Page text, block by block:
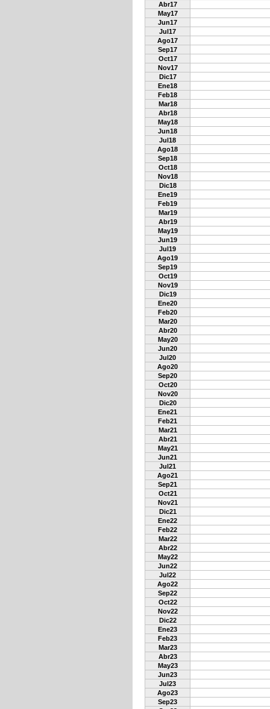
Abr17
May17
Jun17
Jul17
Ago17
Sep17
Oct17
Nov17
Dic17
Ene18
Feb18
Mar18
Abr18
May18
Jun18
Jul18
Ago18
Sep18
Oct18
Nov18
Dic18
Ene19
Feb19
Mar19
Abr19
May19
Jun19
Jul19
Ago19
Sep19
Oct19
Nov19
Dic19
Ene20
Feb20
Mar20
Abr20
May20
Jun20
Jul20
Ago20
Sep20
Oct20
Nov20
Dic20
Ene21
Feb21
Mar21
Abr21
May21
Jun21
Jul21
Ago21
Sep21
Oct21
Nov21
Dic21
Ene22
Feb22
Mar22
Abr22
May22
Jun22
Jul22
Ago22
Sep22
Oct22
Nov22
Dic22
Ene23
Feb23
Mar23
Abr23
May23
Jun23
Jul23
Ago23
Sep23